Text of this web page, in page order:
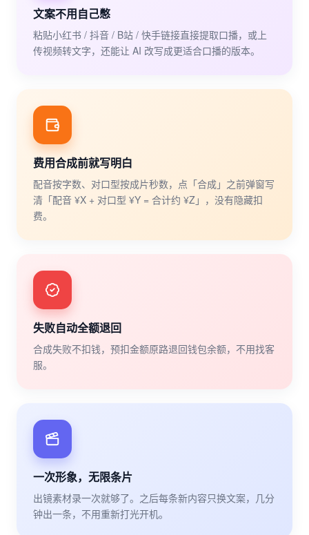
文案不用自己憋
粘贴小红书 / 抖音 / B站 / 快手链接直接提取口播，或上
传视频转文字，还能让 AI 改写成更适合口播的版本。
费用合成前就写明白
配音按字数、对口型按成片秒数，点「合成」之前弹窗写
清「配音 ¥X + 对口型 ¥Y = 合计约 ¥Z」，没有隐藏扣
费。
失败自动全额退回
合成失败不扣钱，预扣金额原路退回钱包余额，不用找客
服。
一次形象，无限条片
出镜素材录一次就够了。之后每条新内容只换文案，几分
钟出一条，不用重新打光开机。